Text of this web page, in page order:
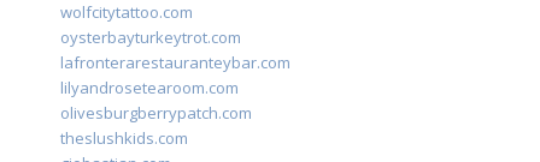
wolfcitytattoo.com
oysterbayturkeytrot.com
lafronterarestauranteybar.com
lilyandrosetearoom.com
olivesburgberrypatch.com
theslushkids.com